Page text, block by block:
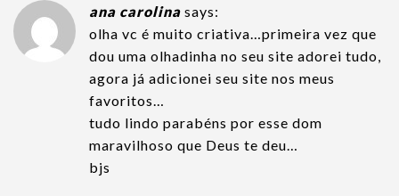
ana carolina says:
olha vc é muito criativa…primeira vez que
dou uma olhadinha no seu site adorei tudo,
agora já adicionei seu site nos meus
favoritos…
tudo lindo parabéns por esse dom
maravilhoso que Deus te deu…
bjs